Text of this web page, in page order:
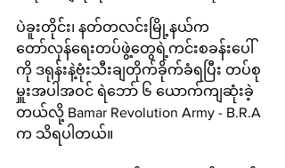
ပဲခူးတိုင်း၊ နတ်တလင်းမြို့နယ်က
တော်လှန်ရေးတပ်ဖွဲ့တွေရဲ့ကင်းစခန်းပေါ်
ကို ဒရုန်းနဲ့ဗုံးသီးချတိုက်ခိုက်ခံရပြီး တပ်စု
မှူးအပါအဝင် ရဲဘော် ၆ ယောက်ကျဆုံးခဲ့
တယ်လို့ Bamar Revolution Army - B.R.A
က သိရပါတယ်။